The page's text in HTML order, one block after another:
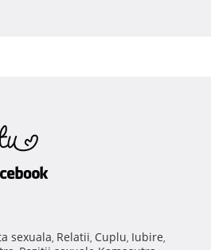
sexuala, Relatii, Cuplu, Iubire,